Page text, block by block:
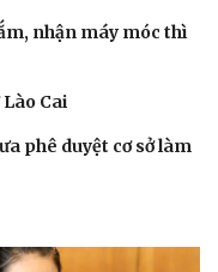
nhận máy móc thì
Cai
phê duyệt cơ sở làm